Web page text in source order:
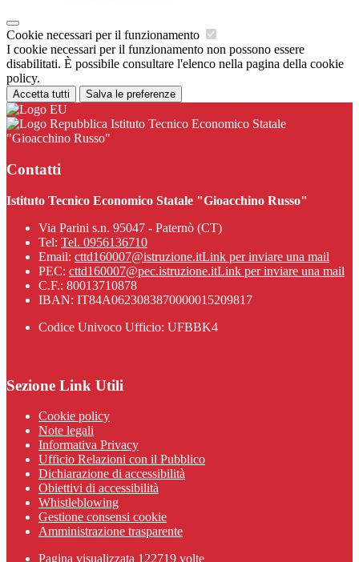
Cookie necessari per il funzionamento
I cookie necessari per il funzionamento non possono essere
disabilitati. È possibile consultare l'elenco nella pagina della cookie
policy.
Accetta tutti Salva le preferenze
Istituto Tecnico Economico Statale
"Gioacchino Russo"
Contatti
Istituto Tecnico Economico Statale "Gioacchino Russo"
Via Parini s.n. 95047 - Paternò (CT)
Tel: Tel. 0956136710
Email: cttd160007@istruzione.itLink per inviare una mail
PEC: cttd160007@pec.istruzione.itLink per inviare una mail
C.F.: 80013710878
IBAN: IT84A0623083870000015209817
Codice Univoco Ufficio: UFBBK4
Sezione Link Utili
Cookie policy
Note legali
Informativa Privacy
Ufficio Relazioni con il Pubblico
Dichiarazione di accessibilità
Obiettivi di accessibilità
Whistleblowing
Gestione consensi cookie
Amministrazione trasparente
Pagina visualizzata 122719 volte